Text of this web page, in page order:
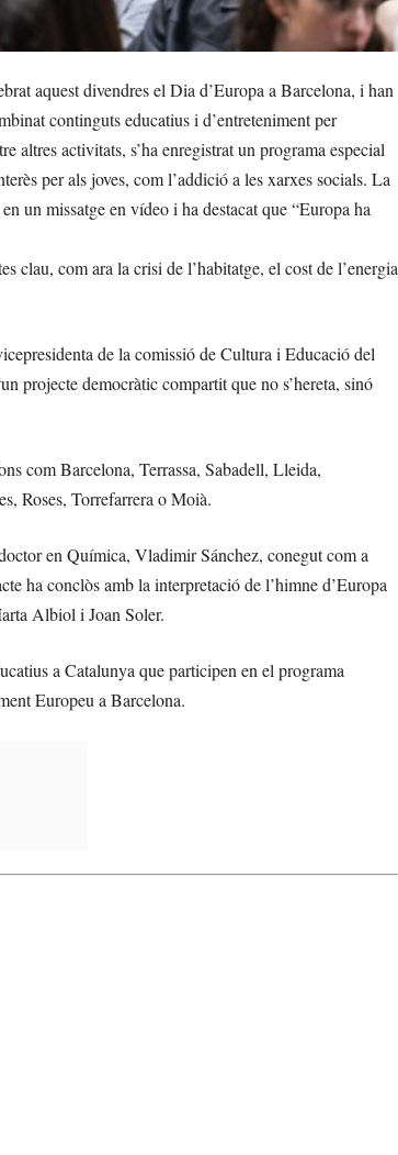
aquest divendres el Dia d’Europa a Barcelona, i han
continguts educatius i d’entreteniment per
altres activitats, s’ha enregistrat un programa especial
per als joves, com l’addició a les xarxes socials. La
un missatge en vídeo i ha destacat que “Europa ha
clau, com ara la crisi de l’habitatge, el cost de l’energia
de la comissió de Cultura i Educació del
projecte democràtic compartit que no s’hereta, sinó
com Barcelona, Terrassa, Sabadell, Lleida,
Roses, Torrefarrera o Moià.
en Química, Vladimir Sánchez, conegut com a
ha conclòs amb la interpretació de l’himne d’Europa
Albiol i Joan Soler.
a Catalunya que participen en el programa
Europeu a Barcelona.